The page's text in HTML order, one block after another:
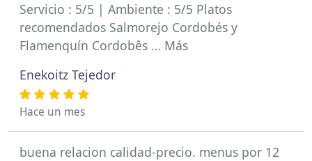
Servicio : 5/5 | Ambiente : 5/5 Platos
recomendados Salmorejo Cordobés y
Flamenquín Cordobês … Más
Enekoitz Tejedor
Hace un mes
buena relacion calidad-precio. menus por 12